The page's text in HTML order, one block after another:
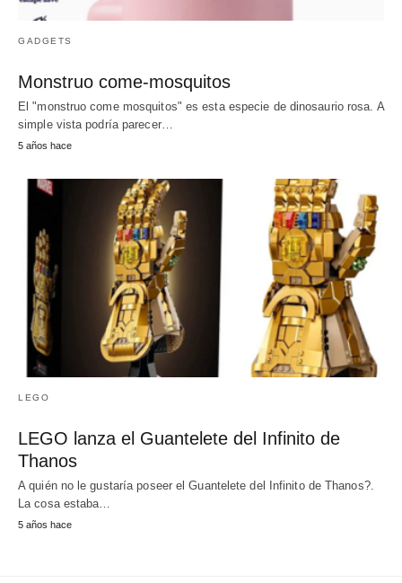
GADGETS
Monstruo come-mosquitos
El "monstruo come mosquitos" es esta especie de dinosaurio rosa. A
simple vista podría parecer…
5 años hace
LEGO
LEGO lanza el Guantelete del Infinito de
Thanos
A quién no le gustaría poseer el Guantelete del Infinito de Thanos?.
La cosa estaba…
5 años hace